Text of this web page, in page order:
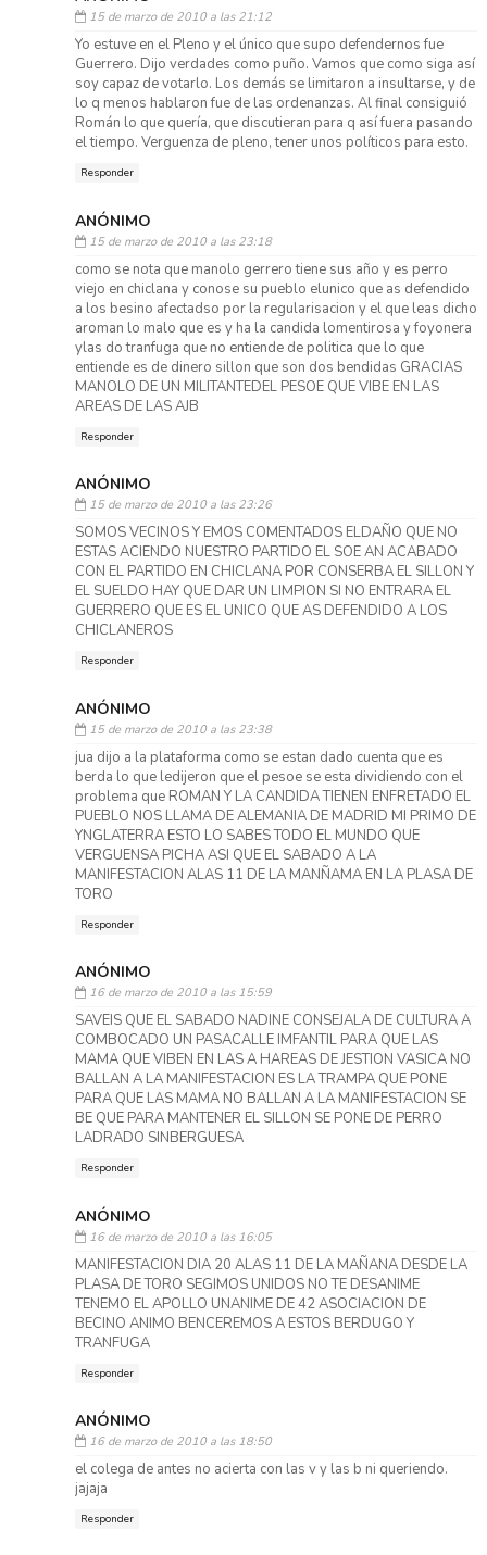
15 de marzo de 2010 a las 21:12
Yo estuve en el Pleno y el único que supo defendernos fue
Guerrero. Dijo verdades como puño. Vamos que como siga así
soy capaz de votarlo. Los demás se limitaron a insultarse, y de
lo q menos hablaron fue de las ordenanzas. Al final consiguió
Román lo que quería, que discutieran para q así fuera pasando
el tiempo. Verguenza de pleno, tener unos políticos para esto.
Responder
ANÓNIMO
15 de marzo de 2010 a las 23:18
como se nota que manolo gerrero tiene sus año y es perro
viejo en chiclana y conose su pueblo elunico que as defendido
a los besino afectadso por la regularisacion y el que leas dicho
aroman lo malo que es y ha la candida lomentirosa y foyonera
ylas do tranfuga que no entiende de politica que lo que
entiende es de dinero sillon que son dos bendidas GRACIAS
MANOLO DE UN MILITANTEDEL PESOE QUE VIBE EN LAS
AREAS DE LAS AJB
Responder
ANÓNIMO
15 de marzo de 2010 a las 23:26
SOMOS VECINOS Y EMOS COMENTADOS ELDAÑO QUE NO
ESTAS ACIENDO NUESTRO PARTIDO EL SOE AN ACABADO
CON EL PARTIDO EN CHICLANA POR CONSERBA EL SILLON Y
EL SUELDO HAY QUE DAR UN LIMPION SI NO ENTRARA EL
GUERRERO QUE ES EL UNICO QUE AS DEFENDIDO A LOS
CHICLANEROS
Responder
ANÓNIMO
15 de marzo de 2010 a las 23:38
jua dijo a la plataforma como se estan dado cuenta que es
berda lo que ledijeron que el pesoe se esta dividiendo con el
problema que ROMAN Y LA CANDIDA TIENEN ENFRETADO EL
PUEBLO NOS LLAMA DE ALEMANIA DE MADRID MI PRIMO DE
YNGLATERRA ESTO LO SABES TODO EL MUNDO QUE
VERGUENSA PICHA ASI QUE EL SABADO A LA
MANIFESTACION ALAS 11 DE LA MANÑAMA EN LA PLASA DE
TORO
Responder
ANÓNIMO
16 de marzo de 2010 a las 15:59
SAVEIS QUE EL SABADO NADINE CONSEJALA DE CULTURA A
COMBOCADO UN PASACALLE IMFANTIL PARA QUE LAS
MAMA QUE VIBEN EN LAS A HAREAS DE JESTION VASICA NO
BALLAN A LA MANIFESTACION ES LA TRAMPA QUE PONE
PARA QUE LAS MAMA NO BALLAN A LA MANIFESTACION SE
BE QUE PARA MANTENER EL SILLON SE PONE DE PERRO
LADRADO SINBERGUESA
Responder
ANÓNIMO
16 de marzo de 2010 a las 16:05
MANIFESTACION DIA 20 ALAS 11 DE LA MAÑANA DESDE LA
PLASA DE TORO SEGIMOS UNIDOS NO TE DESANIME
TENEMO EL APOLLO UNANIME DE 42 ASOCIACION DE
BECINO ANIMO BENCEREMOS A ESTOS BERDUGO Y
TRANFUGA
Responder
ANÓNIMO
16 de marzo de 2010 a las 18:50
el colega de antes no acierta con las v y las b ni queriendo.
jajaja
Responder